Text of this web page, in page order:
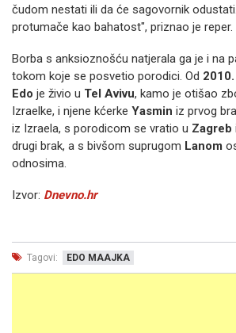
čudom nestati ili da će sagovornik
protumače kao bahatost", priznao je reper.
Borba s anksioznošću natjerala ga je i na
tokom koje se posvetio porodici. Od
Edo je živio u Tel Avivu, kamo je otišao
Izraelke, i njene kćerke Yasmin iz prvog
iz Izraela, s porodicom se vratio u Zagreb
drugi brak, a s bivšom suprugom Lanom
odnosima.
Izvor: Dnevno.hr
Tagovi: EDO MAAJKA